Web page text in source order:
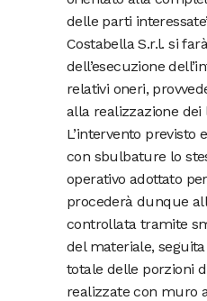
delle parti
Costabella S.r.l. si
dell’esecuzione
relativi oneri,
alla realizzazione dei
L’intervento previsto
con sbulbature lo
operativo adottato
procederà dunque
controllata tramite
del materiale,
totale delle porzioni
realizzate con muro